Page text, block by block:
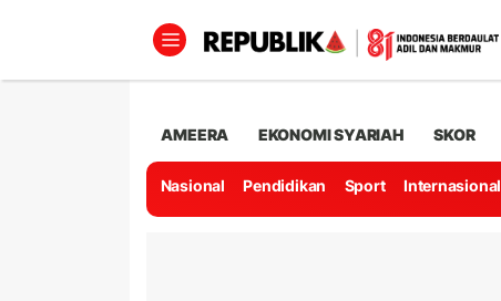
AMEERA EKONOMI SYARIAH SKOR
Nasional Pendidikan Sport Internasional